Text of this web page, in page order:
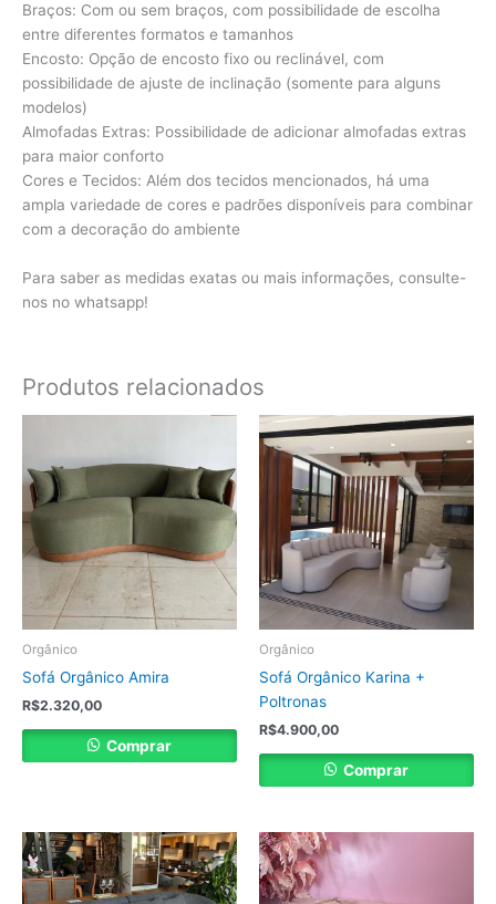
Braços: Com ou sem braços, com possibilidade de escolha
entre diferentes formatos e tamanhos
Encosto: Opção de encosto fixo ou reclinável, com
possibilidade de ajuste de inclinação (somente para alguns
modelos)
Almofadas Extras: Possibilidade de adicionar almofadas extras
para maior conforto
Cores e Tecidos: Além dos tecidos mencionados, há uma
ampla variedade de cores e padrões disponíveis para combinar
com a decoração do ambiente
Para saber as medidas exatas ou mais informações, consulte-
nos no whatsapp!
Produtos relacionados
Orgânico
Sofá Orgânico Amira
R$2.320,00
Comprar
Orgânico
Sofá Orgânico Karina +
Poltronas
R$4.900,00
Comprar